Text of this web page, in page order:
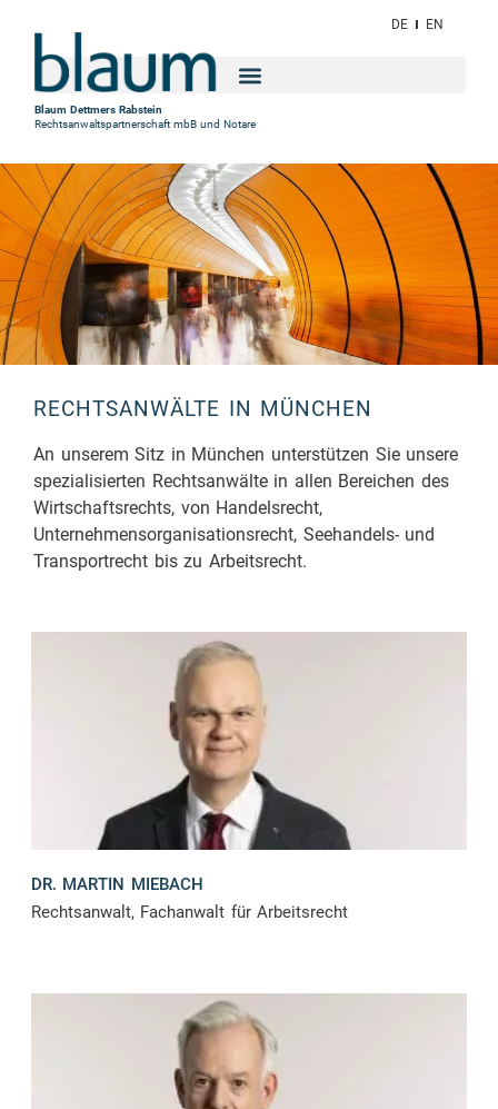
DE EN
Blaum Dettmers Rabstein
Rechtsanwaltspartnerschaft mbB und Notare
RECHTSANWÄLTE IN MÜNCHEN
An unserem Sitz in München unterstützen Sie unsere
spezialisierten Rechtsanwälte in allen Bereichen des
Wirtschaftsrechts, von Handelsrecht,
Unternehmensorganisationsrecht, Seehandels- und
Transportrecht bis zu Arbeitsrecht.
DR. MARTIN MIEBACH
Rechtsanwalt, Fachanwalt für Arbeitsrecht